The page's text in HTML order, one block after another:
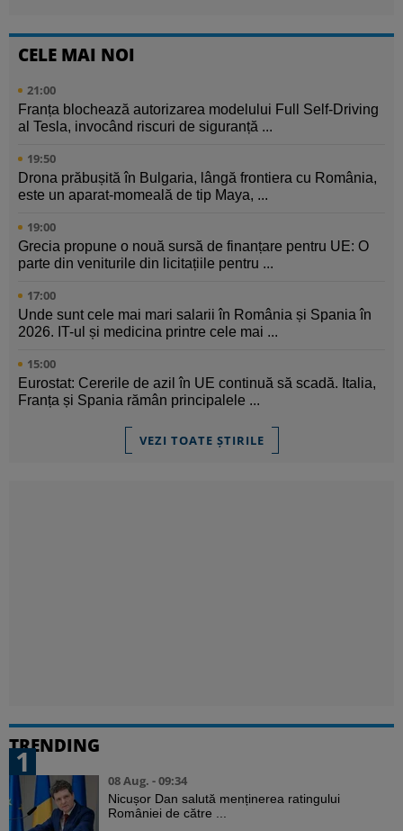
CELE MAI NOI
21:00
Franța blochează autorizarea modelului Full Self-Driving
al Tesla, invocând riscuri de siguranță ...
19:50
Drona prăbușită în Bulgaria, lângă frontiera cu România,
este un aparat-momeală de tip Maya, ...
19:00
Grecia propune o nouă sursă de finanțare pentru UE: O
parte din veniturile din licitațiile pentru ...
17:00
Unde sunt cele mai mari salarii în România și Spania în
2026. IT-ul și medicina printre cele mai ...
15:00
Eurostat: Cererile de azil în UE continuă să scadă. Italia,
Franța și Spania rămân principalele ...
VEZI TOATE ȘTIRILE
TRENDING
1
08 Aug. - 09:34
Nicușor Dan salută menținerea ratingului
României de către ...